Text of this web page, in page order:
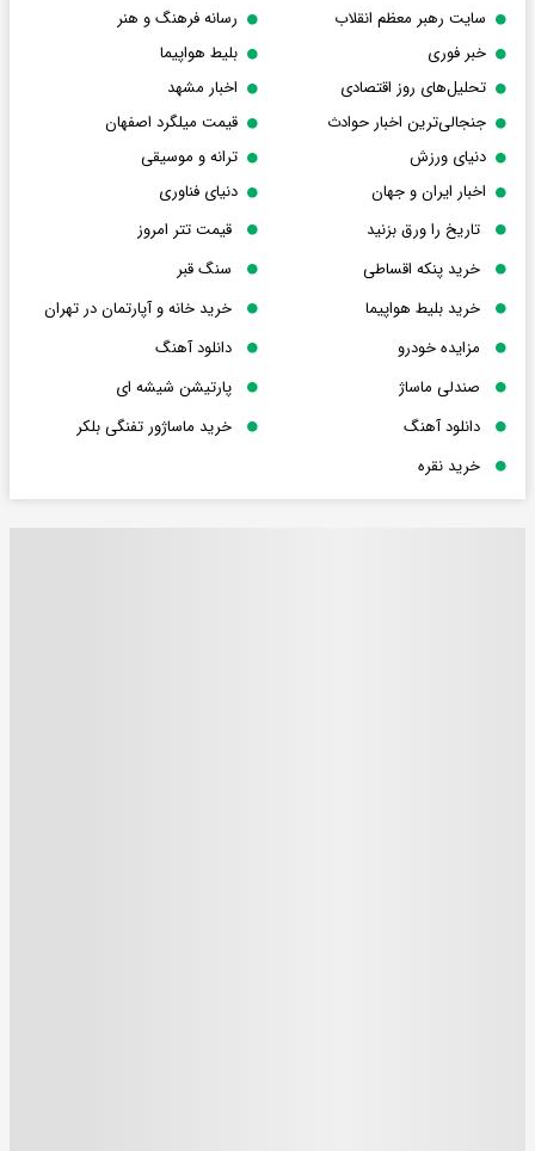
سایت رهبر معظم انقلاب
رسانه فرهنگ و هنر
خبر فوری
بلیط هواپیما
تحلیل‌های روز اقتصادی
اخبار مشهد
جنجالی‌ترین اخبار حوادث
قیمت میلگرد اصفهان
دنیای ورزش
ترانه و موسیقی
اخبار ایران و جهان
دنیای فناوری
تاریخ را ورق بزنید
قیمت تتر امروز
خرید پنکه اقساطی
سنگ قبر
خرید بلیط هواپیما
خرید خانه و آپارتمان در تهران
مزایده خودرو
دانلود آهنگ
صندلی ماساژ
پارتیشن شیشه ای
دانلود آهنگ
خرید ماساژور تفنگی بلکر
خرید نقره